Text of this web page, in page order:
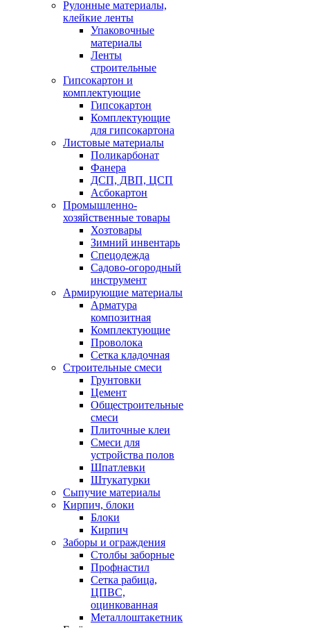
Рулонные материалы,
клейкие ленты
Упаковочные
материалы
Ленты
строительные
Гипсокартон и
комплектующие
Гипсокартон
Комплектующие
для гипсокартона
Листовые материалы
Поликарбонат
Фанера
ДСП, ДВП, ЦСП
Асбокартон
Промышленно-
хозяйственные товары
Хозтовары
Зимний инвентарь
Спецодежда
Садово-огородный
инструмент
Армирующие материалы
Арматура
композитная
Комплектующие
Проволока
Сетка кладочная
Строительные смеси
Грунтовки
Цемент
Общестроительные
смеси
Плиточные клеи
Смеси для
устройства полов
Шпатлевки
Штукатурки
Сыпучие материалы
Кирпич, блоки
Блоки
Кирпич
Заборы и ограждения
Столбы заборные
Профнастил
Сетка рабица,
ЦПВС,
оцинкованная
Металлоштакетник